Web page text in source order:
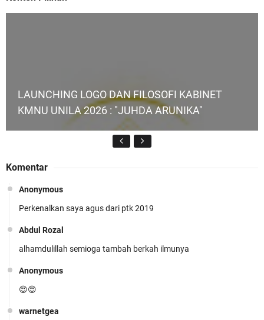
LAUNCHING LOGO DAN FILOSOFI KABINET
KMNU UNILA 2026 : "JUHDA ARUNIKA"
KMNU Unila Kembali Torehkan Prestasi di PMW
!!
Komentar
Anonymous
Perkenalkan saya agus dari ptk 2019
Abdul Rozal
alhamdulillah semioga tambah berkah ilmunya
Anonymous
😍😍
warnetgea